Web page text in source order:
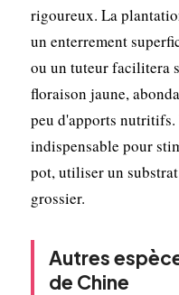
rigoureux. La
un enterrement
ou un tuteur facilitera
floraison jaune,
peu d'apports
indispensable pour
pot, utiliser un
grossier.
Autres
de Chine